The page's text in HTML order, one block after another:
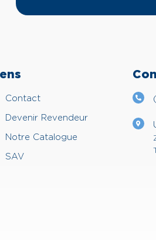
Contact
Devenir Revendeur
Notre Catalogue
SAV